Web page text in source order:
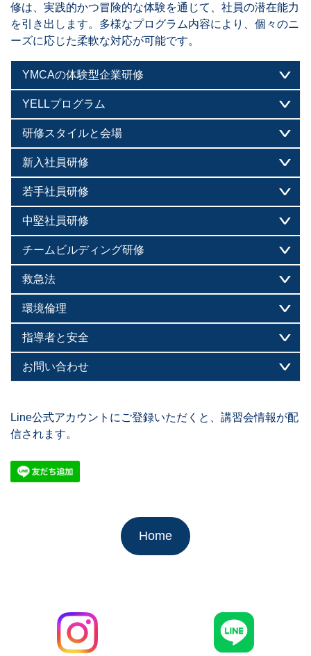
修は、実践的かつ冒険的な体験を通じて、社員の潜在能力
を引き出します。多様なプログラム内容により、個々のニ
ーズに応じた柔軟な対応が可能です。
YMCAの体験型企業研修
YELLプログラム
研修スタイルと会場
新入社員研修
若手社員研修
中堅社員研修
チームビルディング研修
救急法
環境倫理
指導者と安全
お問い合わせ
Line公式アカウントにご登録いただくと、講習会情報が配
信されます。
Home